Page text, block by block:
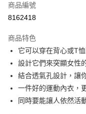
【大哥付你分期使用說明】
1.本服務由台灣大哥大提供
流程，驗證手機門號後，選
成交易。
3.實際核准額度、可分期數
4.訂單成立30分鐘內，如
法說明評估內容。
【繳款方式說明】
1.分期款項不併入電信帳
醒簡訊。
AFTEE先享後付
【關於「AFTEE先享後付」
AFTEE先享後付是「在收
便利好安心！
１．簡單：不需註冊會員
２．便利：只要手機號碼
３．安心：先確認商品／
【「AFTEE先享後付」結帳
ATM付款
全家取貨付款
每筆NT$70，滿NT$699(
商品編號
8162418
商品特色
它可以穿在背心或T
設計它們來突顯女性
結合透氣孔設計，讓
一件好的運動內衣，
同時要能讓人依然活